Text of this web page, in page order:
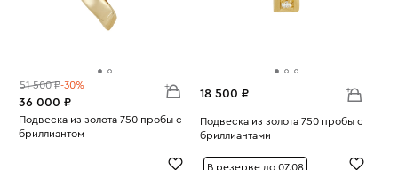
51 500 ₽-30%
36 000 ₽
Подвеска из золота 750 пробы с
бриллиантом
18 500 ₽
Подвеска из золота 750 пробы с
бриллиантами
В резерве до 07.08